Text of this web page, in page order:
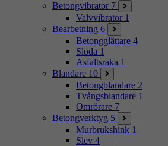
Betongvibrator 7
Valvvibrator 1
Bearbetning 6
Betongglättare 4
Sloda 1
Asfaltsraka 1
Blandare 10
Betongblandare 2
Tvångsblandare 1
Omrörare 7
Betongverktyg 5
Murbrukshink 1
Slev 4